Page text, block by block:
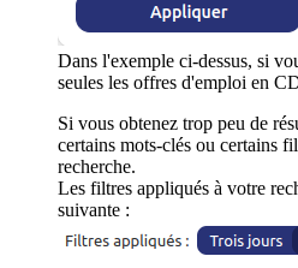
Dans l'exemple ci-dessus, si
seules les offres d'emploi en
Si vous obtenez trop peu de
certains mots-clés ou certains
recherche.
Les filtres appliqués à votre
suivante :